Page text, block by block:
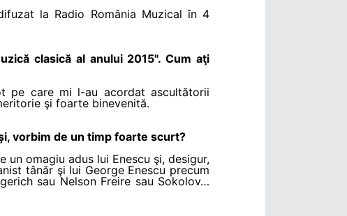
la Radio România Muzical în 4
clasică al anului 2015". Cum aţi
pe care mi l-au acordat ascultătorii
şi foarte binevenită.
vorbim de un timp foarte scurt?
omagiu adus lui Enescu şi, desigur,
tânăr şi lui George Enescu precum
sau Nelson Freire sau Sokolov…